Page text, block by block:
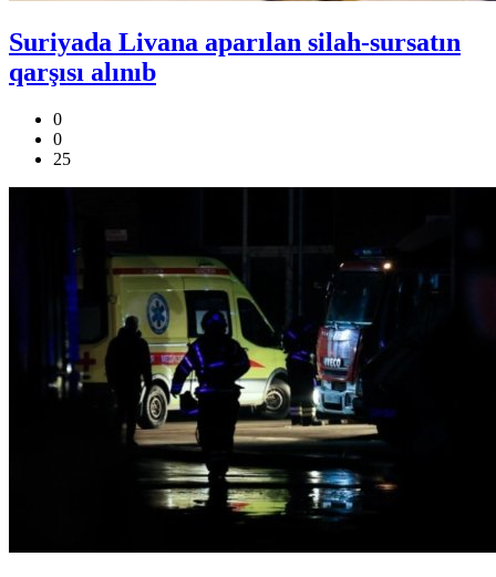
Suriyada Livana aparılan silah-sursatın
qarşısı alınıb
0
0
25